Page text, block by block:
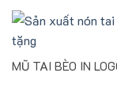
MŨ TAI BÈO IN